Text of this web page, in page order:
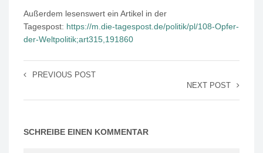
Außerdem lesenswert ein Artikel in der
Tagespost: https://m.die-tagespost.de/politik/pl/108-Opfer-
der-Weltpolitik;art315,191860
PREVIOUS POST
NEXT POST
SCHREIBE EINEN KOMMENTAR